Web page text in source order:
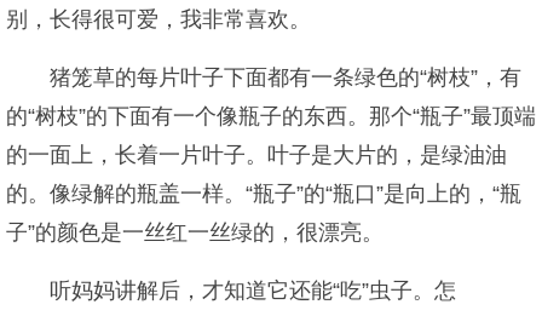
别，长得很可爱，我非常喜欢。
猪笼草的每片叶子下面都有一条绿色的“树枝”，有
的“树枝”的下面有一个像瓶子的东西。那个“瓶子”最顶端
的一面上，长着一片叶子。叶子是大片的，是绿油油
的。像绿解的瓶盖一样。“瓶子”的“瓶口”是向上的，“瓶
子”的颜色是一丝红一丝绿的，很漂亮。
听妈妈讲解后，才知道它还能“吃”虫子。怎